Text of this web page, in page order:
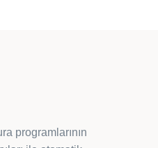
programlarının